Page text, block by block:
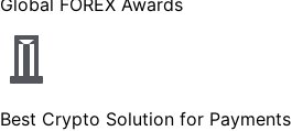
Best Crypto Solution for Payments